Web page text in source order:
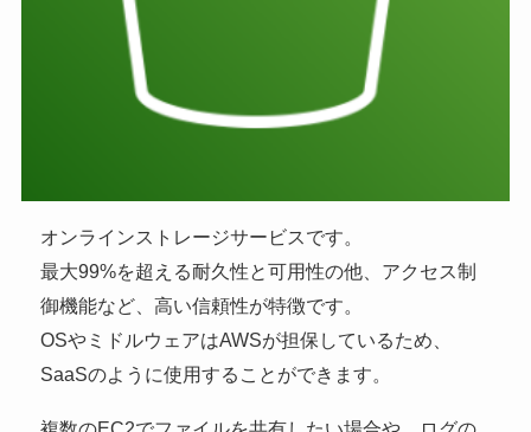
オンラインストレージサービスです。
最大99%を超える耐久性と可用性の他、アクセス制
御機能など、高い信頼性が特徴です。
OSやミドルウェアはAWSが担保しているため、
SaaSのように使用することができます。